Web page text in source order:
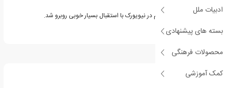
ادبیات ملل
بسته های پیشنهادی
محصولات فرهنگی
کمک آموزشی
این رمان هم در لندن و هم در نیویورک با استقبال بسیار خوبی روبرو شد.
درباره آگاتا کریستی